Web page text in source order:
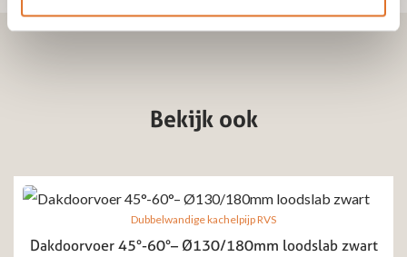
Bekijk ook
Dubbelwandige kachelpijp RVS
Dakdoorvoer 45°-60°– Ø130/180mm loodslab zwart